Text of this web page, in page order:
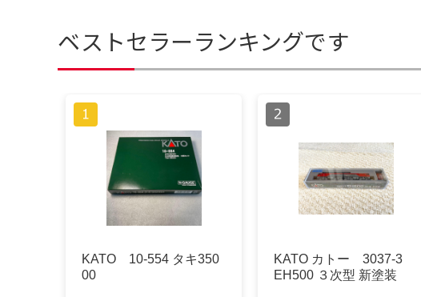
ベストセラーランキングです
KATO 10-554 タキ350
00
KATO カトー 3037-3
EH500 ３次型 新塗装